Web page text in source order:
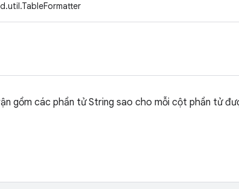
gồm các phần tử String sao cho mỗi cột phần tử